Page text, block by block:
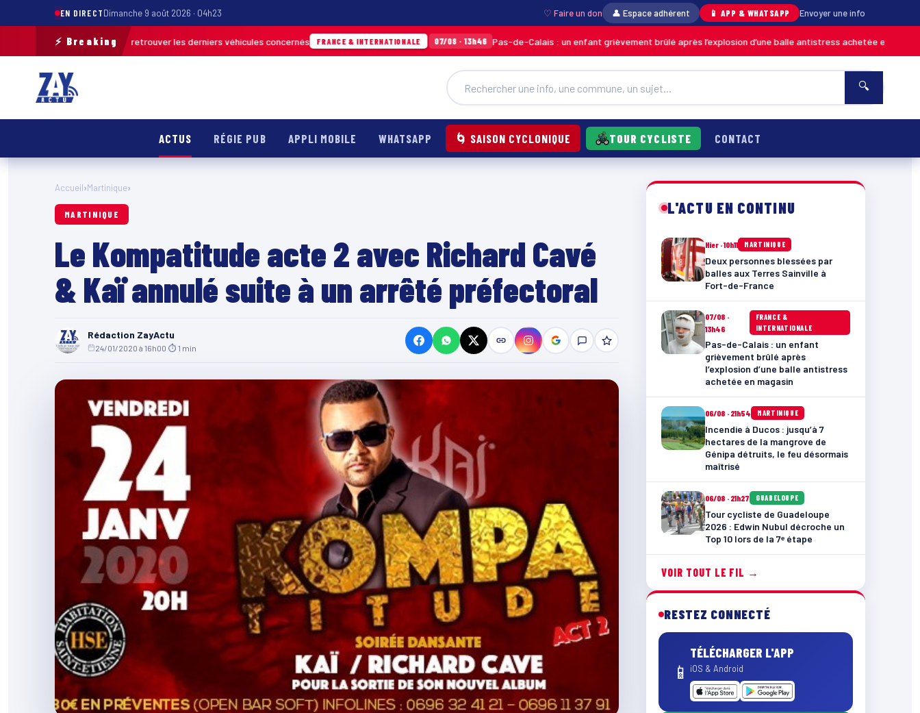
EN DIRECTDimanche 9 août 2026 · 04h23 ♡ Faire un don 👤 Espace adhérent 📱 APP & WHATSAPP Envoyer une info
⚡ Breaking
de terrain pour retrouver les derniers véhicules concernés FRANCE & INTERNATIONALE 07/08 · 13h46 Pas-de-Calais : un enfant grièvement brûlé après l’explosion d’une balle antistress achetée en magasin
🔍
ACTUS RÉGIE PUB APPLI MOBILE WHATSAPP 🌀 SAISON CYCLONIQUE TOUR CYCLISTE CONTACT
Accueil›Martinique›
MARTINIQUE
Le Kompatitude acte 2 avec Richard Cavé
& Kaï annulé suite à un arrêté préfectoral
Rédaction ZayActu
24/01/2020 à 16h00 ⏱ 1 min
L'ACTU EN CONTINU
Hier · 10h11 MARTINIQUE
Deux personnes blessées par
balles aux Terres Sainville à
Fort-de-France
07/08 ·
13h46
FRANCE &
INTERNATIONALE
Pas-de-Calais : un enfant
grièvement brûlé après
l’explosion d’une balle antistress
achetée en magasin
06/08 · 21h54 MARTINIQUE
Incendie à Ducos : jusqu’à 7
hectares de la mangrove de
Génipa détruits, le feu désormais
maîtrisé
06/08 · 21h27 GUADELOUPE
Tour cycliste de Guadeloupe
2026 : Edwin Nubul décroche un
Top 10 lors de la 7ᵉ étape
VOIR TOUT LE FIL →
RESTEZ CONNECTÉ
📱
TÉLÉCHARGER L'APP
iOS & Android